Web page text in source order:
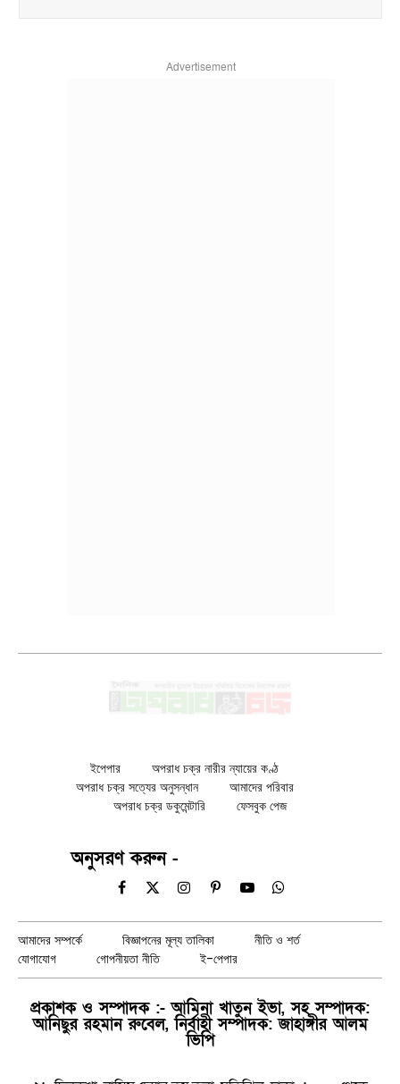
Advertisement
ইপেপার
অপরাধ চক্র নারীর ন্যায়ের কণ্ঠ
অপরাধ চক্র সত্যের অনুসন্ধান
আমাদের পরিবার
অপরাধ চক্র ডকুমেন্টারি
ফেসবুক পেজ
অনুসরণ করুন -
Facebook
X
InstagramPinterestYouTubeWhatsApp
আমাদের সম্পর্কে বিজ্ঞাপনের মূল্য তালিকা
নীতি ও শর্ত
যোগাযোগ
গোপনীয়তা নীতি ই-পেপার
প্রকাশক ও সম্পাদক :- আমিনা খাতুন ইভা, সহ সম্পাদক:
আনিছুর রহমান রুবেল, নির্বাহী সম্পাদক: জাহাঙ্গীর আলম
ভিপি